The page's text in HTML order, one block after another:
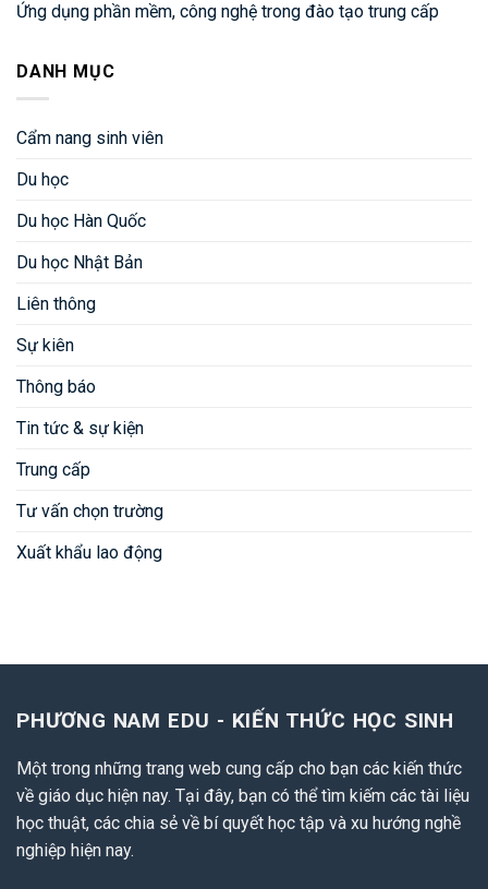
Ứng dụng phần mềm, công nghệ trong đào tạo trung cấp
DANH MỤC
Cẩm nang sinh viên
Du học
Du học Hàn Quốc
Du học Nhật Bản
Liên thông
Sự kiên
Thông báo
Tin tức & sự kiện
Trung cấp
Tư vấn chọn trường
Xuất khẩu lao động
PHƯƠNG NAM EDU - KIẾN THỨC HỌC SINH
Một trong những trang web cung cấp cho bạn các kiến thức
về giáo dục hiện nay. Tại đây, bạn có thể tìm kiếm các tài liệu
học thuật, các chia sẻ về bí quyết học tập và xu hướng nghề
nghiệp hiện nay.